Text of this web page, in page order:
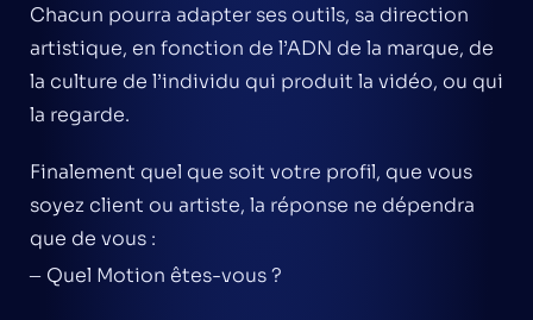
Chacun pourra adapter ses outils, sa direction
artistique, en fonction de l’ADN de la marque, de
la culture de l’individu qui produit la vidéo, ou qui
la regarde.
Finalement quel que soit votre profil, que vous
soyez client ou artiste, la réponse ne dépendra
que de vous :
– Quel Motion êtes-vous ?